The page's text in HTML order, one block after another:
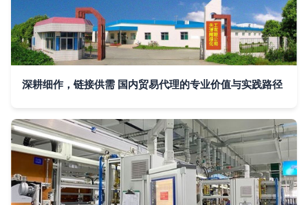
深耕细作，链接供需 国内贸易代理的专业价值与实践路径